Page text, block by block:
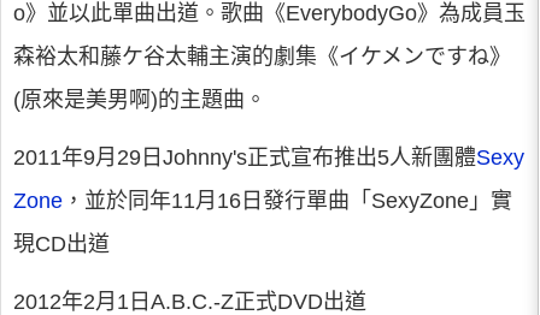
o》並以此單曲出道。歌曲《EverybodyGo》為成員玉
森裕太和藤ケ谷太輔主演的劇集《イケメンですね》
(原來是美男啊)的主題曲。
2011年9月29日Johnny's正式宣布推出5人新團體Sexy
Zone ，並於同年11月16日發行單曲「SexyZone」實
現CD出道
2012年2月1日A.B.C.-Z正式DVD出道